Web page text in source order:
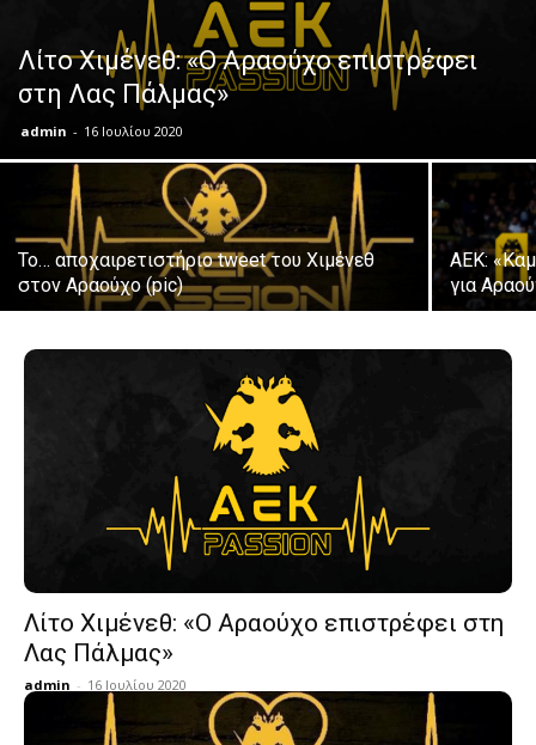
Λίτο Χιμένεθ: «Ο Αραούχο επιστρέφει
στη Λας Πάλμας»
admin - 16 Ιουλίου 2020
Το… αποχαιρετιστήριο tweet του Χιμένεθ
στον Αραούχο (pic)
AEK:
για
Λίτο Χιμένεθ: «Ο Αραούχο επιστρέφει στη
Λας Πάλμας»
admin - 16 Ιουλίου 2020